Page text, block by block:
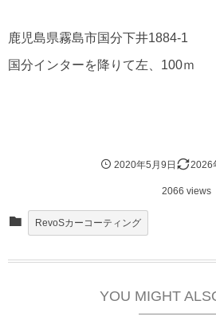
鹿児島県霧島市国分下井1884-1
国分インターを降りて左、100ｍ
2020年5月9日 2026
2066 views
RevoSカーコーティング
YOU MIGHT